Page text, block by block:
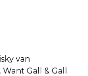
van
Gall & Gall